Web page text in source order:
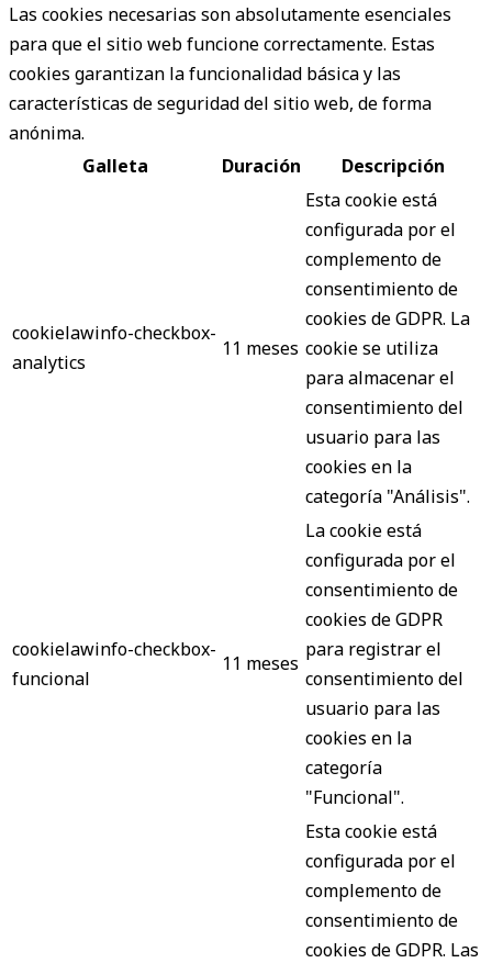
Las cookies necesarias son absolutamente esenciales
para que el sitio web funcione correctamente. Estas
cookies garantizan la funcionalidad básica y las
características de seguridad del sitio web, de forma
anónima.
Galleta
Duración Descripción
cookielawinfo-checkbox-
analytics
11 meses
Esta cookie está
configurada por el
complemento de
consentimiento de
cookies de GDPR. La
cookie se utiliza
para almacenar el
consentimiento del
usuario para las
cookies en la
categoría "Análisis".
cookielawinfo-checkbox-
funcional
11 meses
La cookie está
configurada por el
consentimiento de
cookies de GDPR
para registrar el
consentimiento del
usuario para las
cookies en la
categoría
"Funcional".
Esta cookie está
configurada por el
complemento de
consentimiento de
cookies de GDPR. Las